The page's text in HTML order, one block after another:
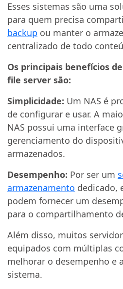
Esses sistemas são uma
para quem precisa
backup ou manter o
centralizado de todo
Os principais benefícios
file server são:
Simplicidade: Um NAS é
de configurar e usar. A
NAS possui uma interface
gerenciamento do
armazenados.
Desempenho: Por ser um
armazenamento dedicado,
podem fornecer um
para o compartilhamento
Além disso, muitos
equipados com múltiplas
melhorar o desempenho e
sistema.